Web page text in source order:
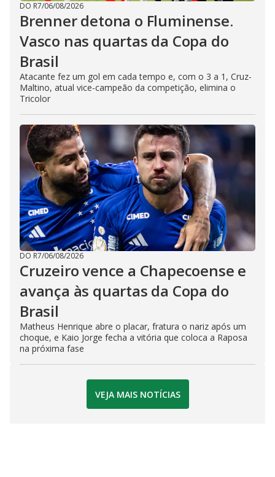
DO R7/06/08/2026
Brenner detona o Fluminense.
Vasco nas quartas da Copa do
Brasil
Atacante fez um gol em cada tempo e, com o 3 a 1, Cruz-
Maltino, atual vice-campeão da competição, elimina o
Tricolor
DO R7/06/08/2026
Cruzeiro vence a Chapecoense e
avança às quartas da Copa do
Brasil
Matheus Henrique abre o placar, fratura o nariz após um
choque, e Kaio Jorge fecha a vitória que coloca a Raposa
na próxima fase
VEJA MAIS NOTÍCIAS